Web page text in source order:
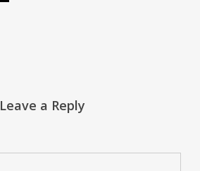
Leave a Reply